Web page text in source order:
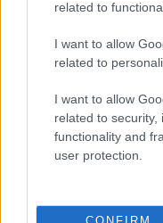
related to
I want to allow
related to
I want to allow
related to security,
functionality and
user protection.